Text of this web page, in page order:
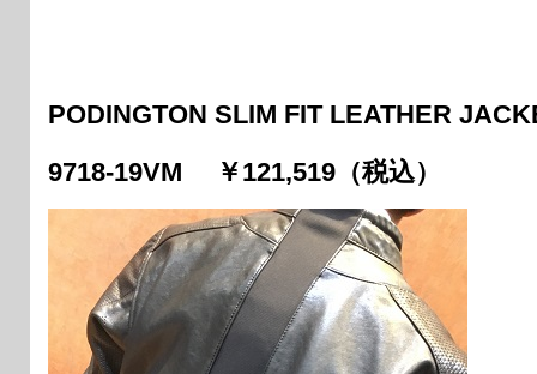
PODINGTON SLIM FIT LEATHER
9718-19VM ￥121,519（税込）